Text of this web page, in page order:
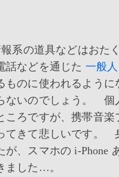
系の道具などはおた
話などを通じた 一般人
ものに使われるように
ないのでしょう。 個
ころですが、携帯音楽
てきて悲しいです。
が、スマホの i-Phone
ました…。